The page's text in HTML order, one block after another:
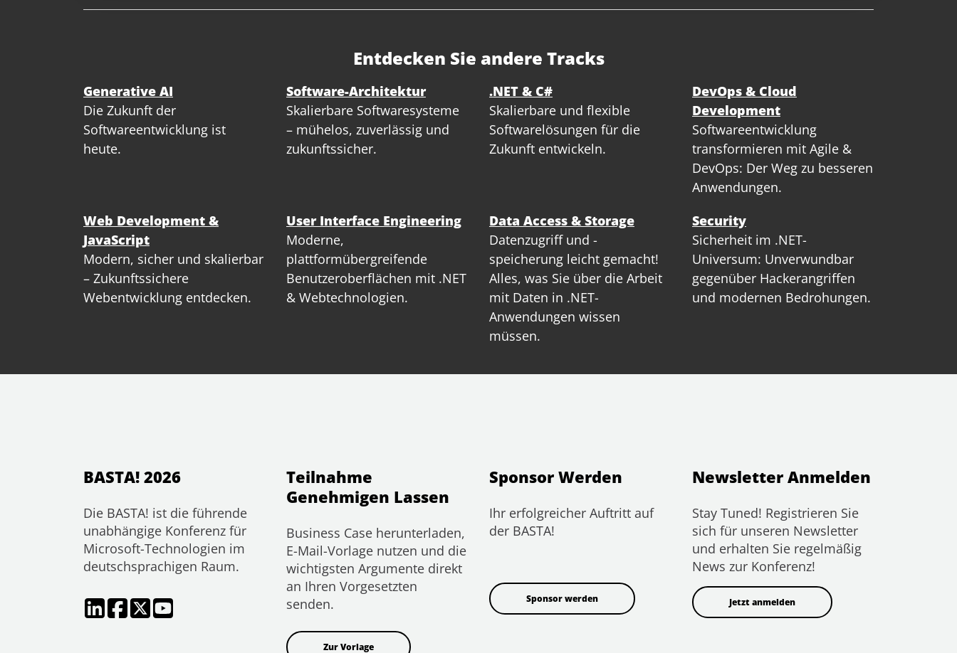
Entdecken Sie andere Tracks
Generative AI
Die Zukunft der
Softwareentwicklung ist
heute.
Software-Architektur
Skalierbare Softwaresysteme
– mühelos, zuverlässig und
zukunftssicher.
.NET & C#
Skalierbare und flexible
Softwarelösungen für die
Zukunft entwickeln.
DevOps & Cloud
Development
Softwareentwicklung
transformieren mit Agile &
DevOps: Der Weg zu besseren
Anwendungen.
Web Development &
JavaScript
Modern, sicher und skalierbar
– Zukunftssichere
Webentwicklung entdecken.
User Interface Engineering
Moderne,
plattformübergreifende
Benutzeroberflächen mit .NET
& Webtechnologien.
Data Access & Storage
Datenzugriff und -
speicherung leicht gemacht!
Alles, was Sie über die Arbeit
mit Daten in .NET-
Anwendungen wissen
müssen.
Security
Sicherheit im .NET-
Universum: Unverwundbar
gegenüber Hackerangriffen
und modernen Bedrohungen.
BASTA! 2026
Die BASTA! ist die führende
unabhängige Konferenz für
Microsoft-Technologien im
deutschsprachigen Raum.
Teilnahme
Genehmigen Lassen
Business Case herunterladen,
E-Mail-Vorlage nutzen und die
wichtigsten Argumente direkt
an Ihren Vorgesetzten
senden.
Zur Vorlage
Sponsor Werden
Ihr erfolgreicher Auftritt auf
der BASTA!
Sponsor werden
Newsletter Anmelden
Stay Tuned! Registrieren Sie
sich für unseren Newsletter
und erhalten Sie regelmäßig
News zur Konferenz!
Jetzt anmelden